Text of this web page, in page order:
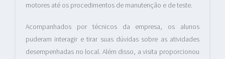
motores até os procedimentos de manutenção e de teste.
Acompanhados por técnicos da empresa, os alunos
puderam interagir e tirar suas dúvidas sobre as atividades
desempenhadas no local. Além disso, a visita proporcionou